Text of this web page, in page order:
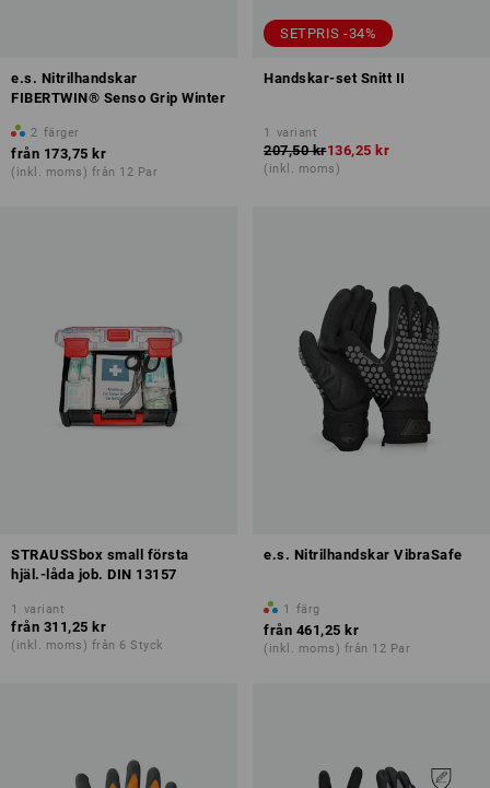
e.s. Nitrilhandskar
FIBERTWIN® Senso Grip Winter
2 färger
från 173,75 kr
(inkl. moms) från 12 Par
SETPRIS -34%
Handskar-set Snitt II
1 variant
207,50 kr136,25 kr
(inkl. moms)
STRAUSSbox small första
hjäl.-låda job. DIN 13157
1 variant
från 311,25 kr
(inkl. moms) från 6 Styck
e.s. Nitrilhandskar VibraSafe
1 färg
från 461,25 kr
(inkl. moms) från 12 Par